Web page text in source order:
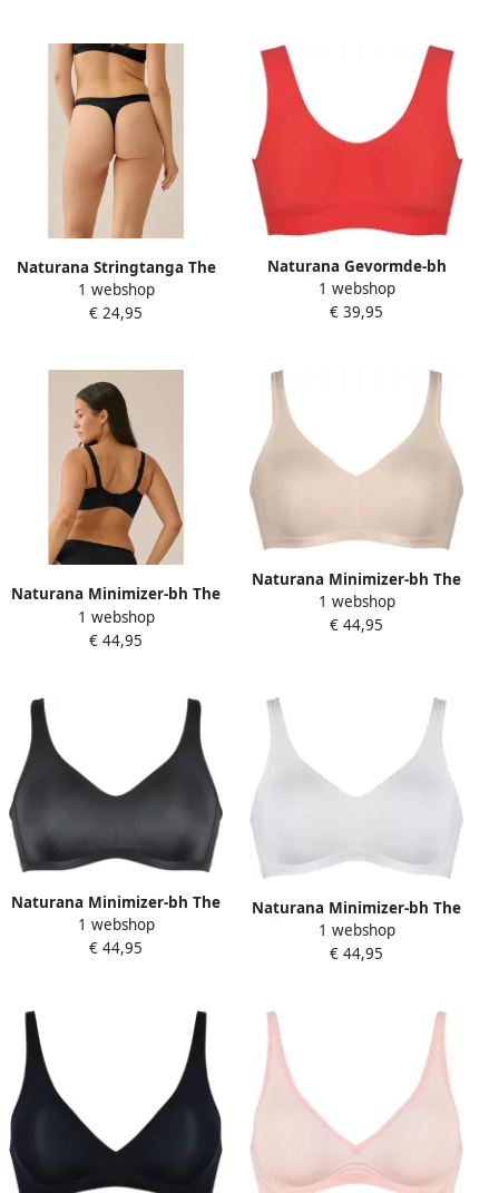
Naturana Stringtanga The
Thursday vrouwelijk
elastisch comfortabel
1 webshop
€ 24,95
Naturana Gevormde-bh
Smoothing hoge zijdelen
zacht comfortabel basic
1 webshop
€ 39,95
Naturana Minimizer-bh The
Thursday zonder beugel
brede bandjes basic
1 webshop
€ 44,95
Naturana Minimizer-bh The
Thursday zonder beugel
brede bandjes basic
1 webshop
€ 44,95
Naturana Minimizer-bh The
Thursday zonder beugel
brede bandjes basic
1 webshop
€ 44,95
Naturana Minimizer-bh The
Thursday zonder beugel
brede bandjes basic
1 webshop
€ 44,95